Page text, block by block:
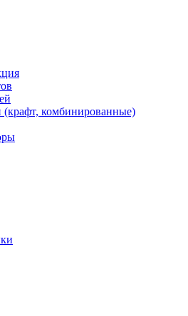
(крафт, комбинированные)